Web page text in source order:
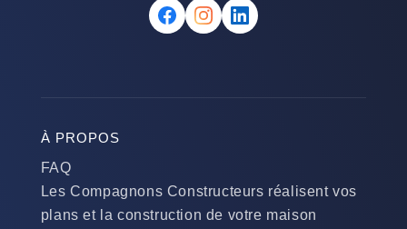
À PROPOS
FAQ
Les Compagnons Constructeurs réalisent vos
plans et la construction de votre maison